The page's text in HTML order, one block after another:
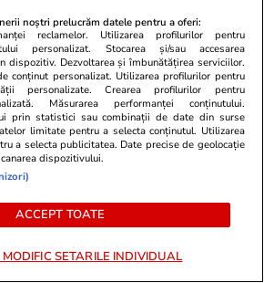
suferinței
08:30
ar trebui să
noștri prelucrăm datele pentru a oferi:
reclamelor. Utilizarea profilurilor pentru
personalizat. Stocarea și/sau accesarea
dispozitiv. Dezvoltarea și îmbunătățirea serviciilor.
conținut personalizat. Utilizarea profilurilor pentru
personalizate. Crearea profilurilor pentru
Măsurarea performanței conținutului.
prin statistici sau combinații de date din surse
limitate pentru a selecta conținutul. Utilizarea
a selecta publicitatea. Date precise de geolocație
dispozitivului.
ACCEPT TOATE
SETARILE INDIVIDUAL